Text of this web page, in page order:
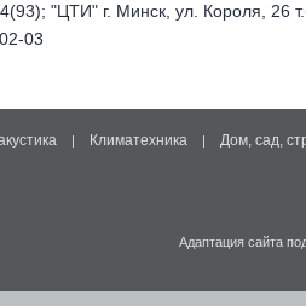
"ЦТИ" г. Минск, ул. Короля, 26
03
| Климатехника | Дом, сад,
Адаптация сайта